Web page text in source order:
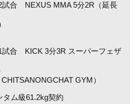
試合 NEXUS MMA 5分2R（延長
試合 KICK 3分3R スーパーフェザ
GYM）
タム級61.2kg契約